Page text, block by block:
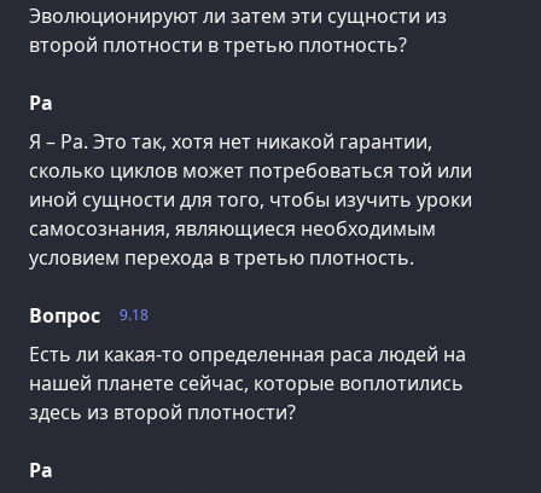
Эволюционируют ли затем эти сущности из
второй плотности в третью плотность?
Ра
Я – Ра. Это так, хотя нет никакой гарантии,
сколько циклов может потребоваться той или
иной сущности для того, чтобы изучить уроки
самосознания, являющиеся необходимым
условием перехода в третью плотность.
9.18
Вопрос
Есть ли какая-то определенная раса людей на
нашей планете сейчас, которые воплотились
здесь из второй плотности?
Ра